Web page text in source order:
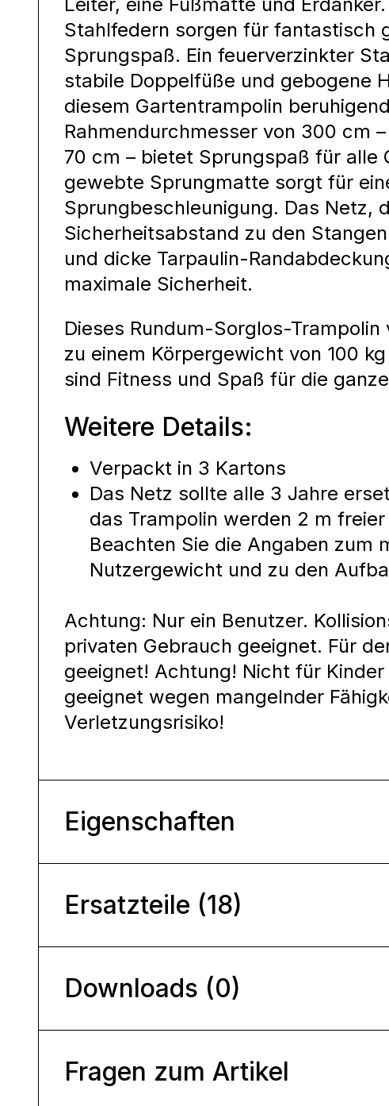
Stahlfedern sorgen für fantastisch
Sprungspaß. Ein feuerverzinkter
stabile Doppelfüße und gebogene
diesem Gartentrampolin
Rahmendurchmesser von 300 cm
70 cm – bietet Sprungspaß für alle
gewebte Sprungmatte sorgt für
Sprungbeschleunigung. Das Netz,
Sicherheitsabstand zu den
und dicke Tarpaulin-
maximale Sicherheit.
Dieses Rundum-Sorglos-Trampolin
zu einem Körpergewicht von 100
sind Fitness und Spaß für die
Weitere Details:
Verpackt in 3 Kartons
Das Netz sollte alle 3 Jahre
das Trampolin werden 2 m
Beachten Sie die Angaben zum
Nutzergewicht und zu den
Achtung: Nur ein Benutzer.
privaten Gebrauch geeignet. Für
geeignet! Achtung! Nicht für
geeignet wegen mangelnder
Verletzungsrisiko!
Eigenschaften
Ersatzteile (18)
Downloads (0)
Fragen zum Artikel